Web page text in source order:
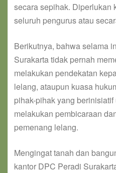
secara sepihak. Diperlukan
seluruh pengurus atau
Berikutnya, bahwa selama
Surakarta tidak pernah
melakukan pendekatan
lelang, ataupun kuasa
pihak-pihak yang
melakukan pembicaraan
pemenang lelang.
Mengingat tanah dan
kantor DPC Peradi